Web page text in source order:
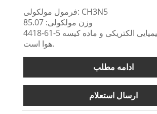
فرمول مولکولی: CH3N5
وزن مولکولی: 85.07
4418-61-5 برای مواد شیمیایی الکتریکی و ماده کیسه
هوا است.
ادامه مطلب
ارسال استعلام